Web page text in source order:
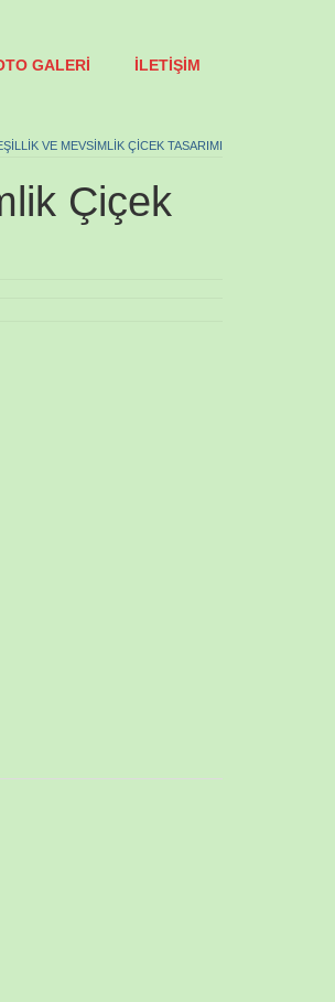
GALERİ İLETİŞİM
VE MEVSIMLIK ÇICEK TASARIMI
Çiçek